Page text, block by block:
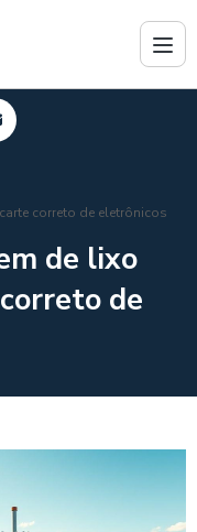
correto de eletrônicos
de lixo
de